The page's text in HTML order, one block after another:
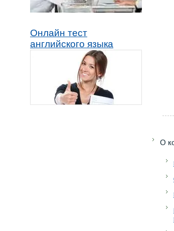
Онлайн тест
английского языка
O